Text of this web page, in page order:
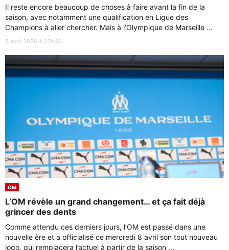
Il reste encore beaucoup de choses à faire avant la fin de la
saison, avec notamment une qualification en Ligue des
Champions à aller chercher. Mais à l’Olympique de Marseille ...
8 avril 2026 à 23h45
OM
L’OM révèle un grand changement… et ça fait déjà
grincer des dents
Comme attendu ces derniers jours, l’OM est passé dans une
nouvelle ère et a officialisé ce mercredi 8 avril son tout nouveau
logo, qui remplacera l’actuel à partir de la saison ...